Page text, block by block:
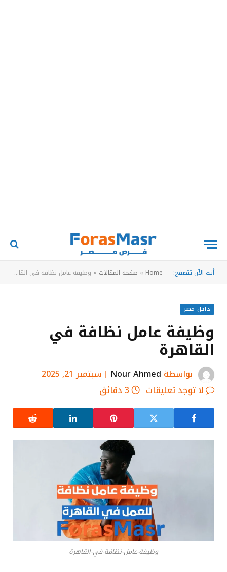
أنت الآن تتصفح: Home
» صفحة المقالات » وظيفة عامل نظافة في القاهرة
داخل مصر
وظيفة عامل نظافة في
القاهرة
بواسطة Nour Ahmed
سبتمبر 21, 2025
لا توجد تعليقات
3 دقائق
وظيفة-عامل-نظافة-في-القاهرة